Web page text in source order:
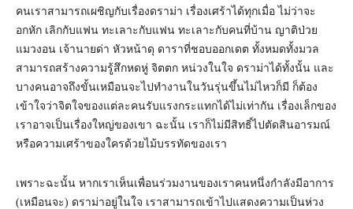
คนเราสามารถเผชิญกับเรื่องดราม่า เรื่องเศร้าได้ทุกเมื่อ ไม่ว่าจะ
อกหัก เลิกกับแฟน ทะเลาะกับแฟน ทะเลาะกับคนที่บ้าน ญาติป่วย
แมวงอน เจ้านายด่า หัวหน้าดุ ดาราที่ชอบออกเดต ทั้งหมดทั้งมวล
สามารถสร้างความรู้สึกหดหู่ จิตตก หน่วงในใจ ดราม่าได้ทั้งนั้น และ
บางคนอาจถึงขั้นเหมือนจะไปทำงานในวันรุ่นขึ้นไม่ไหวก็มี ก็ต้อง
เข้าใจว่าจิตใจของแต่ละคนรับแรงกระแทกได้ไม่เท่ากัน เรื่องเล็กของ
เราอาจเป็นเรื่องใหญ่ของเขา ฉะนั้น เราก็ไม่มีสิทธิ์ไปตัดสินอารมณ์
หรือความเศร้าของใครด้วยไม้บรรทัดของเรา
เพราะฉะนั้น หากเราเห็นเพื่อนร่วมงานของเราคนหนึ่งกำลังมีอาการ
(เหมือนจะ) ดราม่าอยู่ในใจ เราสามารถเข้าไปแสดงความเป็นห่วง